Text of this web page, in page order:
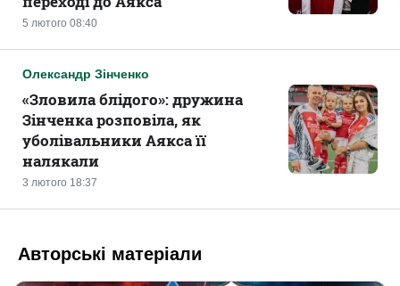
5 лютого 08:40
Олександр Зінченко
3 лютого 18:37
«‎Зловила блідого»: дружина
Зінченка розповіла, як
уболівальники Аякса її
налякали
Авторські матеріали